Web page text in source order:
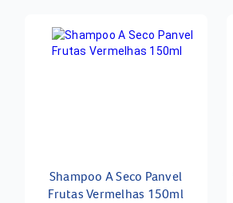
Shampoo A Seco Panvel
Frutas Vermelhas 150ml